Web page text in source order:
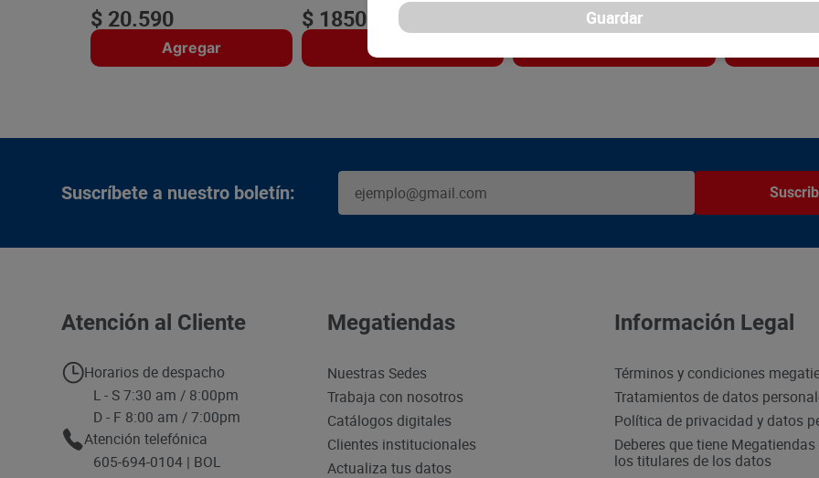
$ 20.590
Agregar
$ 1850
Suscríbete a nuestro boletín:
Atención al Cliente
Horarios de despacho
L - S 7:30 am / 8:00pm
D - F 8:00 am / 7:00pm
Atención telefónica
605-694-0104 | BOL
Megatiendas
Nuestras Sedes
Trabaja con nosotros
Catálogos digitales
Clientes institucionales
Actualiza tus datos
Información Legal
Términos y condiciones
Tratamientos de datos
Política de privacidad y datos
Deberes que tiene
los titulares de los datos
Guardar